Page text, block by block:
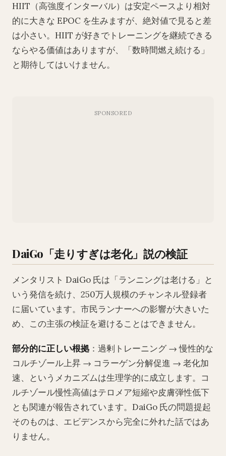
HIIT（高強度インターバル）は安定ペースより相対
的に大きな EPOC を生みますが、絶対値で見ると差
は小さい。HIIT が好きでトレーニングを継続できる
ならやる価値はありますが、「数時間燃え続ける」
と期待してはいけません。
DaiGo「走りすぎは老化」説の検証
メンタリスト DaiGo 氏は「ランニングは老ける」と
いう発信を続け、250万人規模のチャンネル登録者
に届いています。市民ランナーへの影響が大きいた
め、この主張の検証を避けることはできません。
部分的に正しい根拠 ：過剰トレーニング → 慢性的な
コルチゾール上昇 → コラーゲン分解促進 → 老化加
速、というメカニズムは生理学的に成立します。コ
ルチゾール慢性高値はテロメア短縮や皮膚弾性低下
とも関連が報告されています。DaiGo 氏の問題提起
そのものは、エビデンスから完全に外れた話ではあ
りません。